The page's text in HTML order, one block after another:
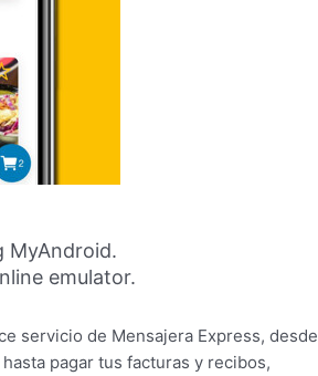
MyAndroid.
emulator.
servicio de Mensajera Express, desde
pagar tus facturas y recibos,